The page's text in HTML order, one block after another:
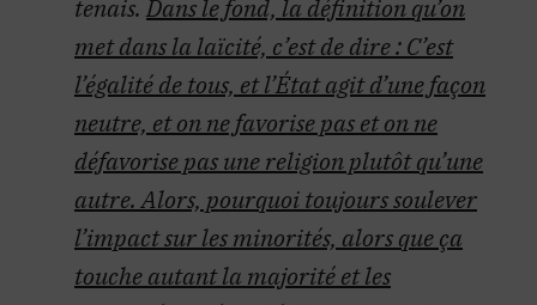
tenais. Dans le fond, la définition qu’on
met dans la laïcité, c’est de dire : C’est
l’égalité de tous, et l’État agit d’une façon
neutre, et on ne favorise pas et on ne
défavorise pas une religion plutôt qu’une
autre. Alors, pourquoi toujours soulever
l’impact sur les minorités, alors que ça
touche autant la majorité et les